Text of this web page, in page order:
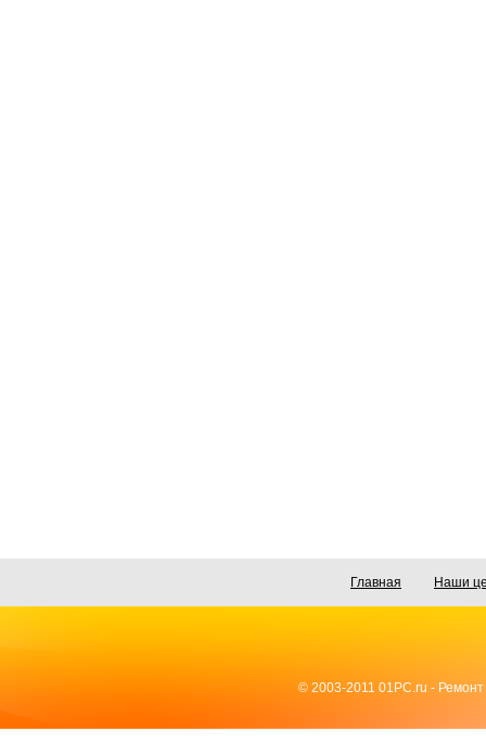
Главная Наши
© 2003-2011 01PC.ru - Ремонт